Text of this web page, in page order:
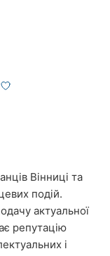
Вінниці та
подій.
актуальної
репутацію
і